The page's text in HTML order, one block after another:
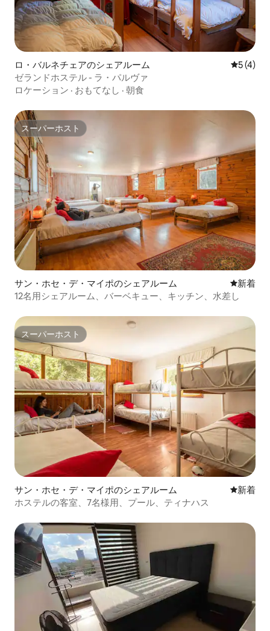
ロ・バルネチェアのシェアルーム レビュー
5 (4)
ゼランドホステル - ラ・パルヴァ
ロケーション · おもてなし · 朝食
スーパーホスト
スーパーホスト
サン・ホセ・デ・マイポのシェアルーム 新しい宿
新着
12名用シェアルーム、バーベキュー、キッチン、水差し
スーパーホスト
スーパーホスト
サン・ホセ・デ・マイポのシェアルーム 新しい宿
新着
ホステルの客室、7名様用、プール、ティナハス